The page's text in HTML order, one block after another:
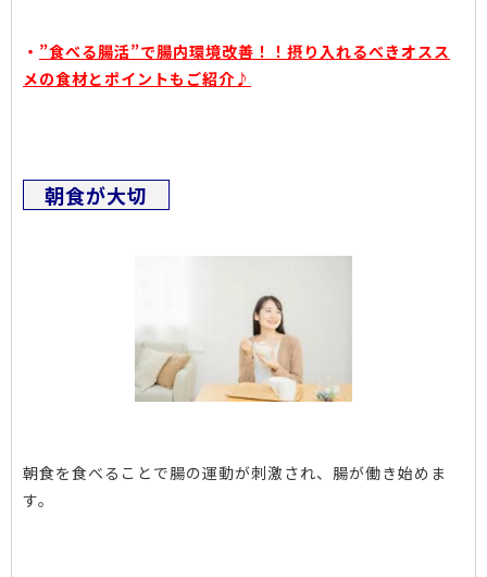
・ ”食べる腸活”で腸内環境改善！！摂り入れるべきオスス
メの食材とポイントもご紹介♪
朝食が大切
朝食を食べることで腸の運動が刺激され、腸が働き始めま
す。